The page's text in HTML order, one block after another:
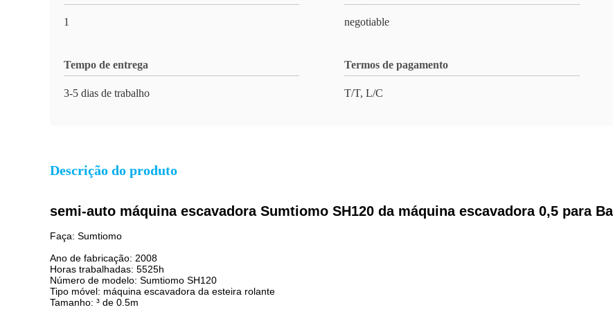
1 negotiable
Tempo de entrega
3-5 dias de trabalho
Termos de pagamento
T/T, L/C
Descrição do produto
semi-auto máquina escavadora Sumtiomo SH120 da máquina escavadora 0,5 para
Faça: Sumtiomo
Ano de fabricação: 2008
Horas trabalhadas: 5525h
Número de modelo: Sumtiomo SH120
Tipo móvel: máquina escavadora da esteira rolante
Tamanho: ³ de 0.5m